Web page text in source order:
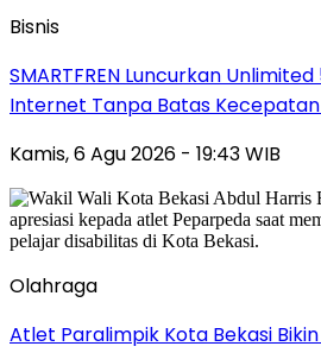
Bisnis
SMARTFREN Luncurkan
Internet Tanpa Batas
Kamis, 6 Agu 2026 - 19:43 WIB
Olahraga
Atlet Paralimpik Kota Bekasi